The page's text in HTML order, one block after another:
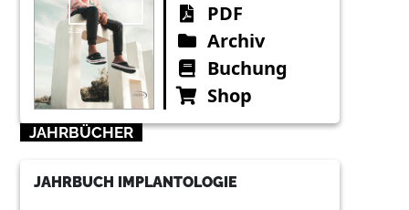
PDF
Archiv
Buchung
Shop
JAHRBÜCHER
JAHRBUCH IMPLANTOLOGIE